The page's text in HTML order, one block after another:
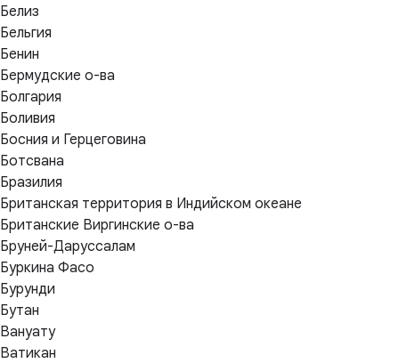
Белиз
Бельгия
Бенин
Бермудские о-ва
Болгария
Боливия
Босния и Герцеговина
Ботсвана
Бразилия
Британская территория в Индийском океане
Британские Виргинские о-ва
Бруней-Даруссалам
Буркина Фасо
Бурунди
Бутан
Вануату
Ватикан